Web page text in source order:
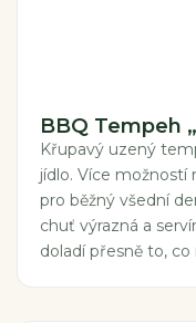
BBQ Tempeh
Křupavý uzený
jídlo. Více možností
pro běžný všední
chuť výrazná a
doladí přesně to, co